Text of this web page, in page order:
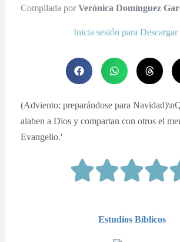
Compilada porVerónica Domínguez
Inicia sesión para
(Adviento: preparándose para
alaben a Dios y compartan con otros el
Evangelio.'
Estudios Bíblicos